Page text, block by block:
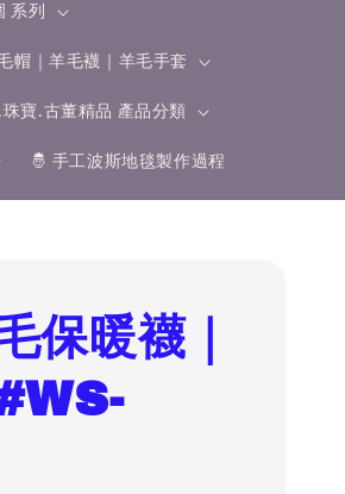
系列
帽｜羊毛襪｜羊毛手套
寶.古董精品 產品分類
🤴 手工波斯地毯製作過程
保暖襪｜